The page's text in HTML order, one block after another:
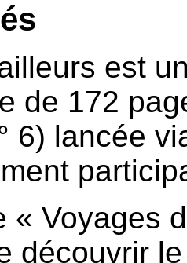
est
de 172
6) lancée
« Voyages
découvrir